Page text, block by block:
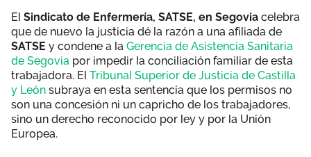
El Sindicato de Enfermería, SATSE, en Segovia celebra
que de nuevo la justicia dé la razón a una afiliada de
SATSE y condene a la Gerencia de Asistencia Sanitaria
de Segovia por impedir la conciliación familiar de esta
trabajadora. El Tribunal Superior de Justicia de Castilla
y León subraya en esta sentencia que los permisos no
son una concesión ni un capricho de los trabajadores,
sino un derecho reconocido por ley y por la Unión
Europea.